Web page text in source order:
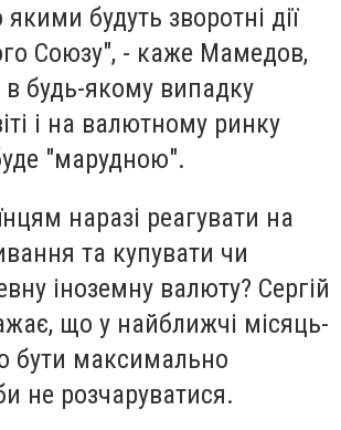
якими будуть зворотні дії
Союзу", - каже Мамедов,
будь-якому випадку
і на валютному ринку
"марудною".
наразі реагувати на
та купувати чи
іноземну валюту? Сергій
що у найближчі місяць-
бути максимально
не розчаруватися.